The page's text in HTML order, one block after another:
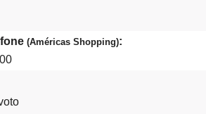
(Américas Shopping):